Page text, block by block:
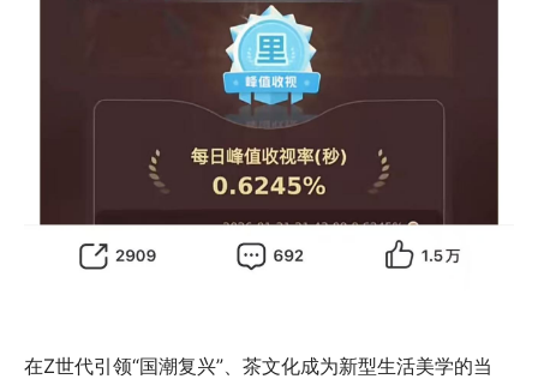
在Z世代引领“国潮复兴”、茶文化成为新型生活美学的当